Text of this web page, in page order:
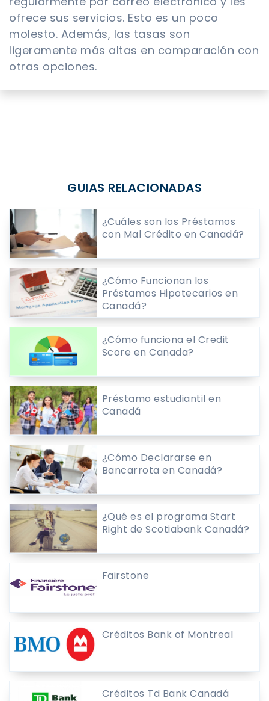
ofrece sus servicios. Esto es un poco
molesto. Además, las tasas son
ligeramente más altas en comparación con
otras opciones.
GUIAS RELACIONADAS
¿Cuáles son los Préstamos
con Mal Crédito en Canadá?
¿Cómo Funcionan los
Préstamos Hipotecarios en
Canadá?
¿Cómo funciona el Credit
Score en Canada?
Préstamo estudiantil en
Canadá
¿Cómo Declararse en
Bancarrota en Canadá?
¿Qué es el programa Start
Right de Scotiabank Canadá?
Fairstone
Créditos Bank of Montreal
Créditos Td Bank Canadá